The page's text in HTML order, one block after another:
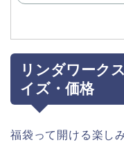
リンダワーク
イズ・価格
福袋って開ける楽し